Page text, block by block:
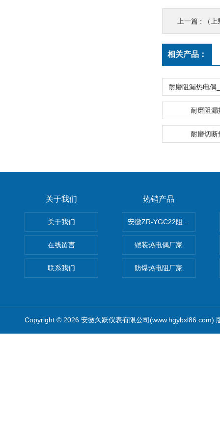
上一篇 : （上乘
相关产品：
耐磨阻漏
耐磨切断
关于我们
关于我们
在线留言
联系我们
热销产品
安徽ZR-YGC22阻燃硅橡胶电
铠装热电偶厂家
防爆热电阻厂家
Copyright © 2026 安徽久跃仪表有限公司(www.hgybxl86.com)